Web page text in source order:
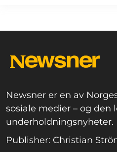
Newsner er en av
sosiale medier – og den
underholdningsnyheter.
Publisher: Christian